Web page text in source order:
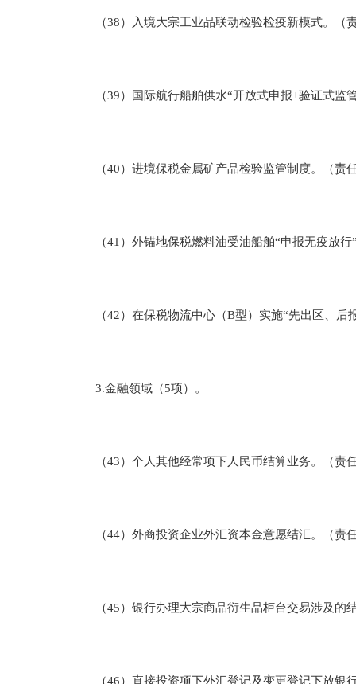
（38）入境大宗工业品联动检验检疫新模式。（
（39）国际航行船舶供水“开放式申报+验证式监
（40）进境保税金属矿产品检验监管制度。（责
（41）外锚地保税燃料油受油船舶“申报无疫放行
（42）在保税物流中心（B型）实施“先出区、后
3.金融领域（5项）。
（43）个人其他经常项下人民币结算业务。（责
（44）外商投资企业外汇资本金意愿结汇。（责
（45）银行办理大宗商品衍生品柜台交易涉及的
（46）直接投资项下外汇登记及变更登记下放银